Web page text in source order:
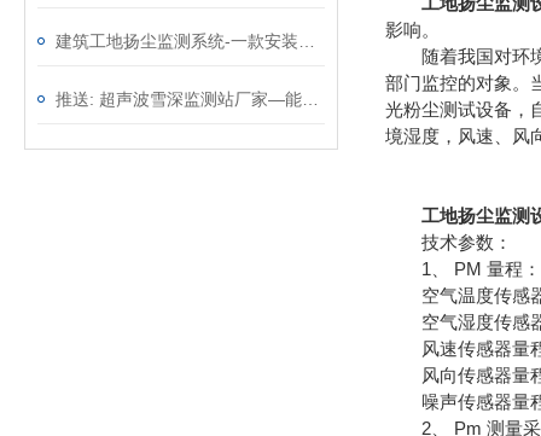
影响。
随着我国对环境
部门监控的对象。
光粉尘测试设备，
境湿度，风速、风
工地扬尘监测
技术参数：
1、 PM 量程：0
空气温度传感器
空气湿度传感器
风速传感器量程
风向传感器量
噪声传感器量程
2、 Pm 测量采